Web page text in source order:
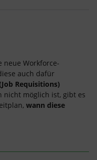
neue Workforce-
auch dafür
Requisitions)
nicht möglich ist, gibt es
wann diese